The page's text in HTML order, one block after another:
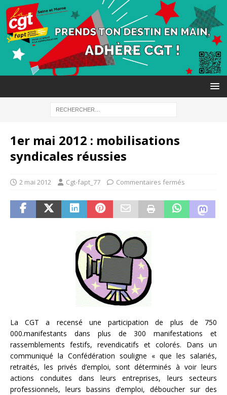
1er mai 2012 : mobilisations
syndicales réussies
2 mai 2012 Cgt-fapt_77 Commentaires fermés
La CGT a recensé une participation de plus de 750
000.manifestants dans plus de 300 manifestations et
rassemblements festifs, revendicatifs et colorés. Dans un
communiqué la Confédération souligne « que les salariés,
retraités, les privés d’emploi, sont déterminés à voir leurs
actions conduites dans leurs entreprises, leurs secteurs
professionnels, leurs bassins d’emploi, déboucher sur des